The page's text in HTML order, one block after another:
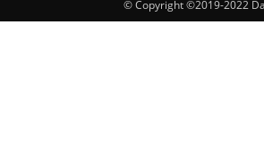
© Copyright ©2019-2022